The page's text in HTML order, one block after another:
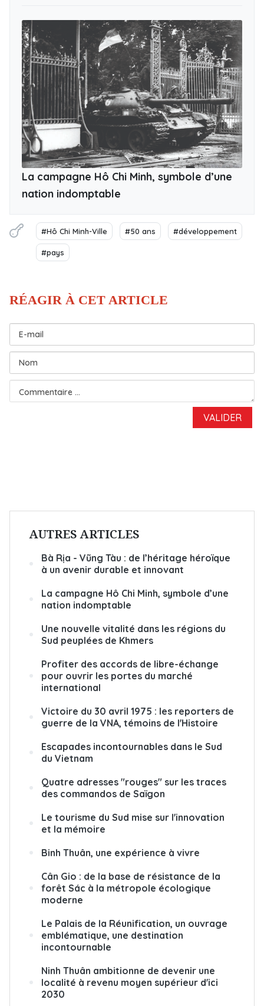
La campagne Hô Chi Minh, symbole d’une
nation indomptable
#Hô Chi Minh-Ville #50 ans #développement
#pays
AUTRES ARTICLES
Bà Rịa - Vũng Tàu : de l’héritage héroïque
à un avenir durable et innovant
La campagne Hô Chi Minh, symbole d’une
nation indomptable
Une nouvelle vitalité dans les régions du
Sud peuplées de Khmers
Profiter des accords de libre-échange
pour ouvrir les portes du marché
international
Victoire du 30 avril 1975 : les reporters de
guerre de la VNA, témoins de l'Histoire
Escapades incontournables dans le Sud
du Vietnam
Quatre adresses "rouges" sur les traces
des commandos de Saïgon
Le tourisme du Sud mise sur l'innovation
et la mémoire
Binh Thuân, une expérience à vivre
Cân Gio : de la base de résistance de la
forêt Sác à la métropole écologique
moderne
Le Palais de la Réunification, un ouvrage
emblématique, une destination
incontournable
Ninh Thuân ambitionne de devenir une
localité à revenu moyen supérieur d'ici
2030